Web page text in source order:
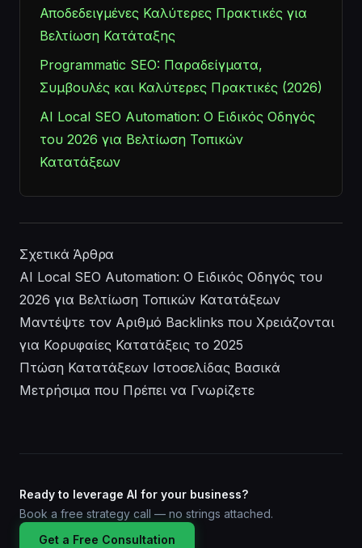
Αποδεδειγμένες Καλύτερες Πρακτικές για
Βελτίωση Κατάταξης
Programmatic SEO: Παραδείγματα,
Συμβουλές και Καλύτερες Πρακτικές (2026)
AI Local SEO Automation: Ο Ειδικός Οδηγός
του 2026 για Βελτίωση Τοπικών
Κατατάξεων
Σχετικά Άρθρα
AI Local SEO Automation: Ο Ειδικός Οδηγός του
2026 για Βελτίωση Τοπικών Κατατάξεων
Μαντέψτε τον Αριθμό Backlinks που Χρειάζονται
για Κορυφαίες Κατατάξεις το 2025
Πτώση Κατατάξεων Ιστοσελίδας Βασικά
Μετρήσιμα που Πρέπει να Γνωρίζετε
Ready to leverage AI for your business?
Book a free strategy call — no strings attached.
Get a Free Consultation